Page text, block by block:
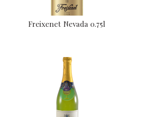
Freixenet Nevada 0.75l